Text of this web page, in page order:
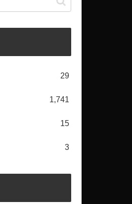
29
1,741
15
3